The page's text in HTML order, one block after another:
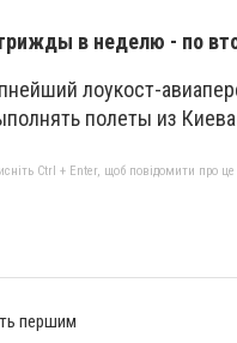
в неделю - по
лоукост-
полеты из
Ctrl + Enter, щоб повідомити про
першим